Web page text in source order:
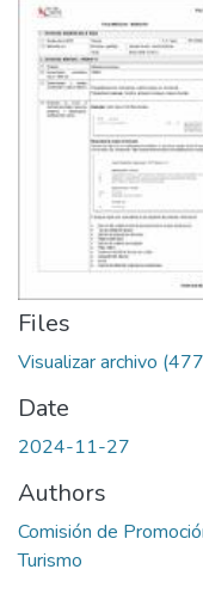
Files
Visualizar archivo
Date
2024-11-27
Authors
Comisión de
Turismo